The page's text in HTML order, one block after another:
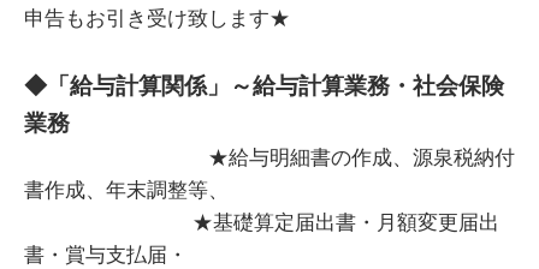
申告もお引き受け致します★
◆「給与計算関係」～給与計算業務・社会保険
業務
★給与明細書の作成、源泉税納付
書作成、年末調整等、
★基礎算定届出書・月額変更届出
書・賞与支払届・